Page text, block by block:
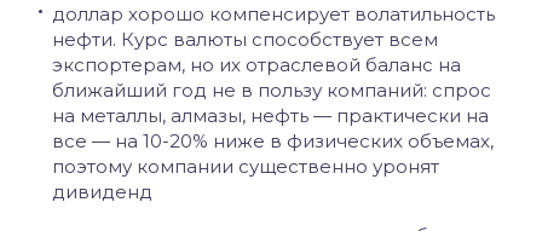
доллар хорошо компенсирует волатильность
нефти. Курс валюты способствует всем
экспортерам, но их отраслевой баланс на
ближайший год не в пользу компаний: спрос
на металлы, алмазы, нефть — практически на
все — на 10-20% ниже в физических объемах,
поэтому компании существенно уронят
дивиденд